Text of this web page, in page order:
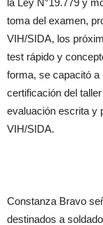
la Ley N°19.779 y
toma del examen,
VIH/SIDA, los
test rápido y
forma, se capacitó a
certificación del
evaluación escrita y
VIH/SIDA.
Constanza Bravo
destinados a